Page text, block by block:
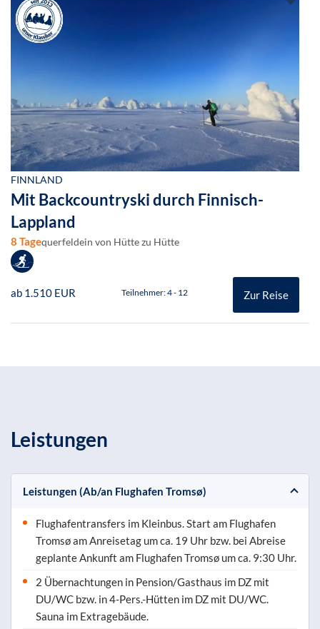
FINNLAND
Mit Backcountryski durch Finnisch-
Lappland
8 Tagequerfeldein von Hütte zu Hütte
ab 1.510 EUR Teilnehmer: 4 - 12 Zur Reise
Leistungen
Leistungen (Ab/an Flughafen Tromsø)
Flughafentransfers im Kleinbus. Start am Flughafen
Tromsø am Anreisetag um ca. 19 Uhr bzw. bei Abreise
geplante Ankunft am Flughafen Tromsø um ca. 9:30 Uhr.
2 Übernachtungen in Pension/Gasthaus im DZ mit
DU/WC bzw. in 4-Pers.-Hütten im DZ mit DU/WC.
Sauna im Extragebäude.